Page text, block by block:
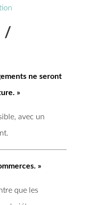
/
ne seront
»
avec un
»
que les